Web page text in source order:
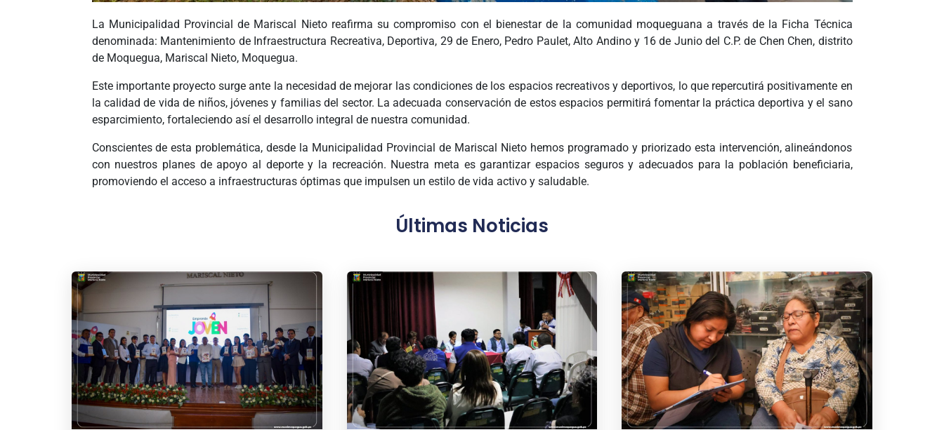
La Municipalidad Provincial de Mariscal Nieto reafirma su compromiso con el bienestar de la comunidad moqueguana a través de la Ficha Técnica
denominada: Mantenimiento de Infraestructura Recreativa, Deportiva, 29 de Enero, Pedro Paulet, Alto Andino y 16 de Junio del C.P. de Chen Chen, distrito
de Moquegua, Mariscal Nieto, Moquegua.
Este importante proyecto surge ante la necesidad de mejorar las condiciones de los espacios recreativos y deportivos, lo que repercutirá positivamente en
la calidad de vida de niños, jóvenes y familias del sector. La adecuada conservación de estos espacios permitirá fomentar la práctica deportiva y el sano
esparcimiento, fortaleciendo así el desarrollo integral de nuestra comunidad.
Conscientes de esta problemática, desde la Municipalidad Provincial de Mariscal Nieto hemos programado y priorizado esta intervención, alineándonos
con nuestros planes de apoyo al deporte y la recreación. Nuestra meta es garantizar espacios seguros y adecuados para la población beneficiaria,
promoviendo el acceso a infraestructuras óptimas que impulsen un estilo de vida activo y saludable.
Últimas Noticias